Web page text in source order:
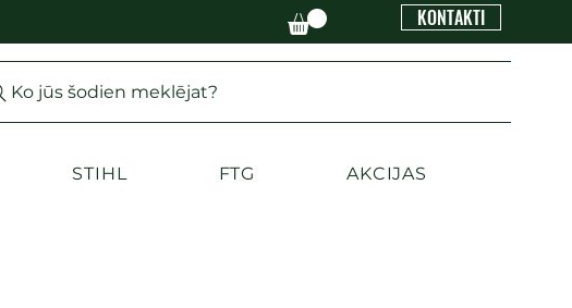
KONTAKTI
Ko jūs šodien meklējat?
STIHL FTG AKCIJAS